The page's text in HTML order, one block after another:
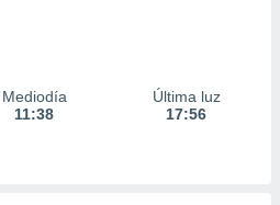
Mediodía
11:38
Última luz
17:56